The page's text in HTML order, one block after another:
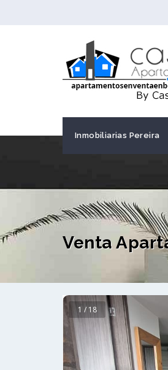
Inmobiliarias Pereira
Venta
1 / 18